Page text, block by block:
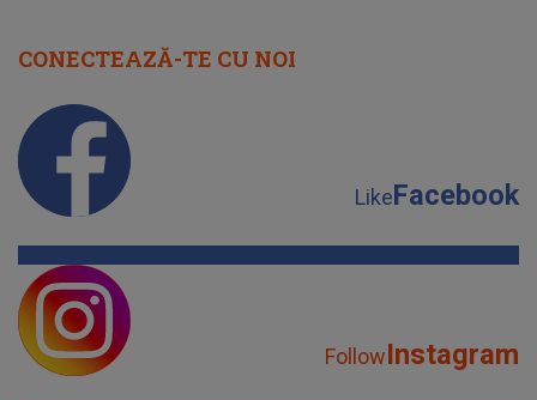
CONECTEAZĂ-TE CU NOI
LikeFacebook
FollowInstagram